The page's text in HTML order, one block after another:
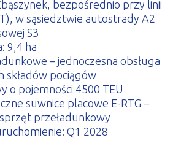
bezpośrednio przy linii
w sąsiedztwie autostrady A2
S3
9,4 ha
– jednoczesna obsługa
składów pociągów
o pojemności 4500 TEU
suwnice placowe E-RTG –
przeładunkowy
Q1 2028